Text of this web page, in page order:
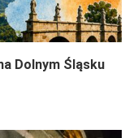
Dolnym Śląsku